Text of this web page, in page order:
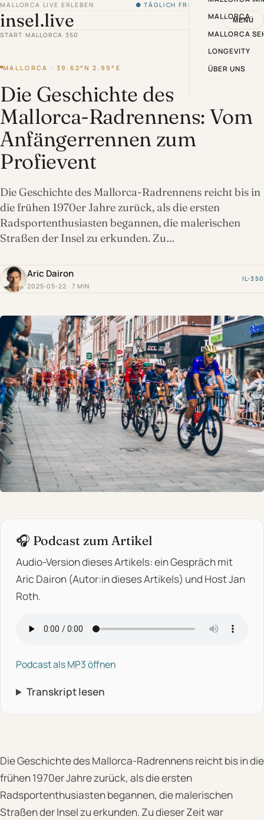
MALLORCA LIVE ERLEBEN ● TÄGLICH FRISCH VON DER INSEL
insel.live MENÜ
MALLORCA
MALLORCA
LONGEVITY
ÜBER UNS
START /MALLORCA /350
MALLORCA · 39.62°N 2.99°E
Die Geschichte des
Mallorca-Radrennens: Vom
Anfängerrennen zum
Profievent
Die Geschichte des Mallorca-Radrennens reicht bis in
die frühen 1970er Jahre zurück, als die ersten
Radsportenthusiasten begannen, die malerischen
Straßen der Insel zu erkunden. Zu…
Aric Dairon
2025-05-22 · 7 MIN
IL-350
🎧 Podcast zum Artikel
Audio-Version dieses Artikels: ein Gespräch mit
Aric Dairon (Autor:in dieses Artikels) und Host Jan
Roth.
Podcast als MP3 öffnen
Transkript lesen
Die Geschichte des Mallorca-Radrennens reicht bis in die
frühen 1970er Jahre zurück, als die ersten
Radsportenthusiasten begannen, die malerischen
Straßen der Insel zu erkunden. Zu dieser Zeit war